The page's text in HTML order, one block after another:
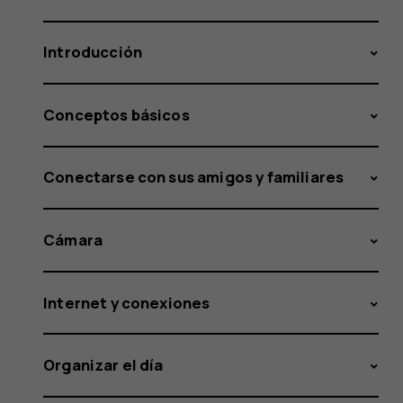
Introducción
Conceptos básicos
Conectarse con sus amigos y familiares
Cámara
Internet y conexiones
Organizar el día